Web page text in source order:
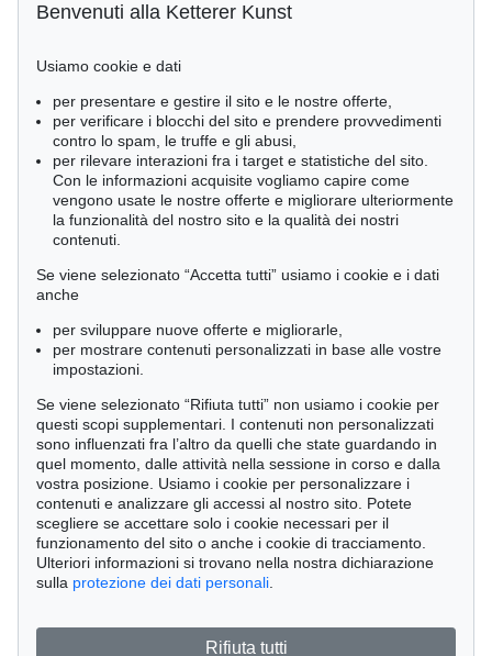
Asta 561 - lot 386
Anton Henning
Interieur No. 78, 2000
Risultato:€ 15,240
Benvenuti alla Ketterer Kunst
Usiamo cookie e dati
per presentare e gestire il sito e le nostre offerte,
per verificare i blocchi del sito e prendere provvedimenti
contro lo spam, le truffe e gli abusi,
per rilevare interazioni fra i target e statistiche del sito.
Con le informazioni acquisite vogliamo capire come
vengono usate le nostre offerte e migliorare ulteriormente
la funzionalità del nostro sito e la qualità dei nostri
contenuti.
Se viene selezionato “Accetta tutti” usiamo i cookie e i dati
anche
per sviluppare nuove offerte e migliorarle,
per mostrare contenuti personalizzati in base alle vostre
impostazioni.
Se viene selezionato “Rifiuta tutti” non usiamo i cookie per
questi scopi supplementari. I contenuti non personalizzati
sono influenzati fra l’altro da quelli che state guardando in
quel momento, dalle attività nella sessione in corso e dalla
vostra posizione. Usiamo i cookie per personalizzare i
contenuti e analizzare gli accessi al nostro sito. Potete
scegliere se accettare solo i cookie necessari per il
funzionamento del sito o anche i cookie di tracciamento.
Ulteriori informazioni si trovano nella nostra dichiarazione
sulla protezione dei dati personali
Rifiuta tutti